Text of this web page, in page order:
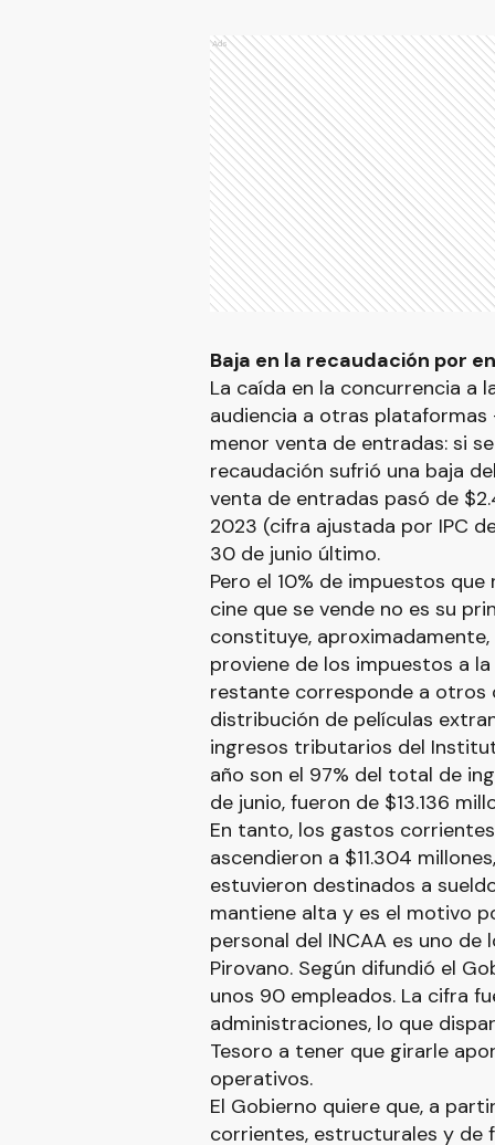
Ads
Baja en la recaudación por
La caída en la concurrencia a
audiencia a otras
menor venta de entradas: si
recaudación sufrió una baja
venta de entradas pasó de
2023 (cifra ajustada por IPC
30 de junio último.
Pero el 10% de impuestos
cine que se vende no es su
constituye,
proviene de los impuestos a
restante corresponde a otros
distribución de películas
ingresos tributarios del
año son el 97% del total de
de junio, fueron de $13.136
En tanto, los gastos
ascendieron a $11.304
estuvieron destinados a
mantiene alta y es el motivo
personal del INCAA es uno
Pirovano. Según difundió el
unos 90 empleados. La cifra
administraciones, lo que
Tesoro a tener que girarle
operativos.
El Gobierno quiere que, a
corrientes, estructurales y de